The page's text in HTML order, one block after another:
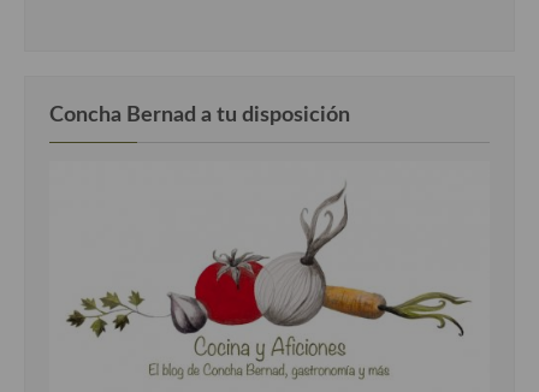
Concha Bernad a tu disposición